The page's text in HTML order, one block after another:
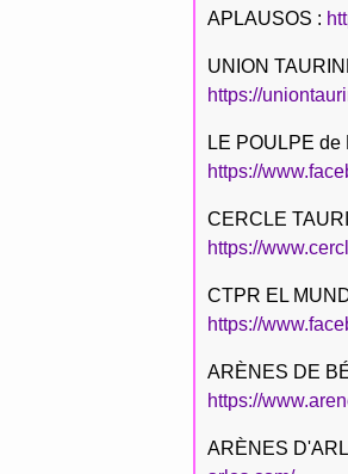
APLAUSOS :
UNION
https://
LE POULPE de
https://
CERCLE
https://
CTPR EL
https://
ARÈNES DE
https://
ARÈNES